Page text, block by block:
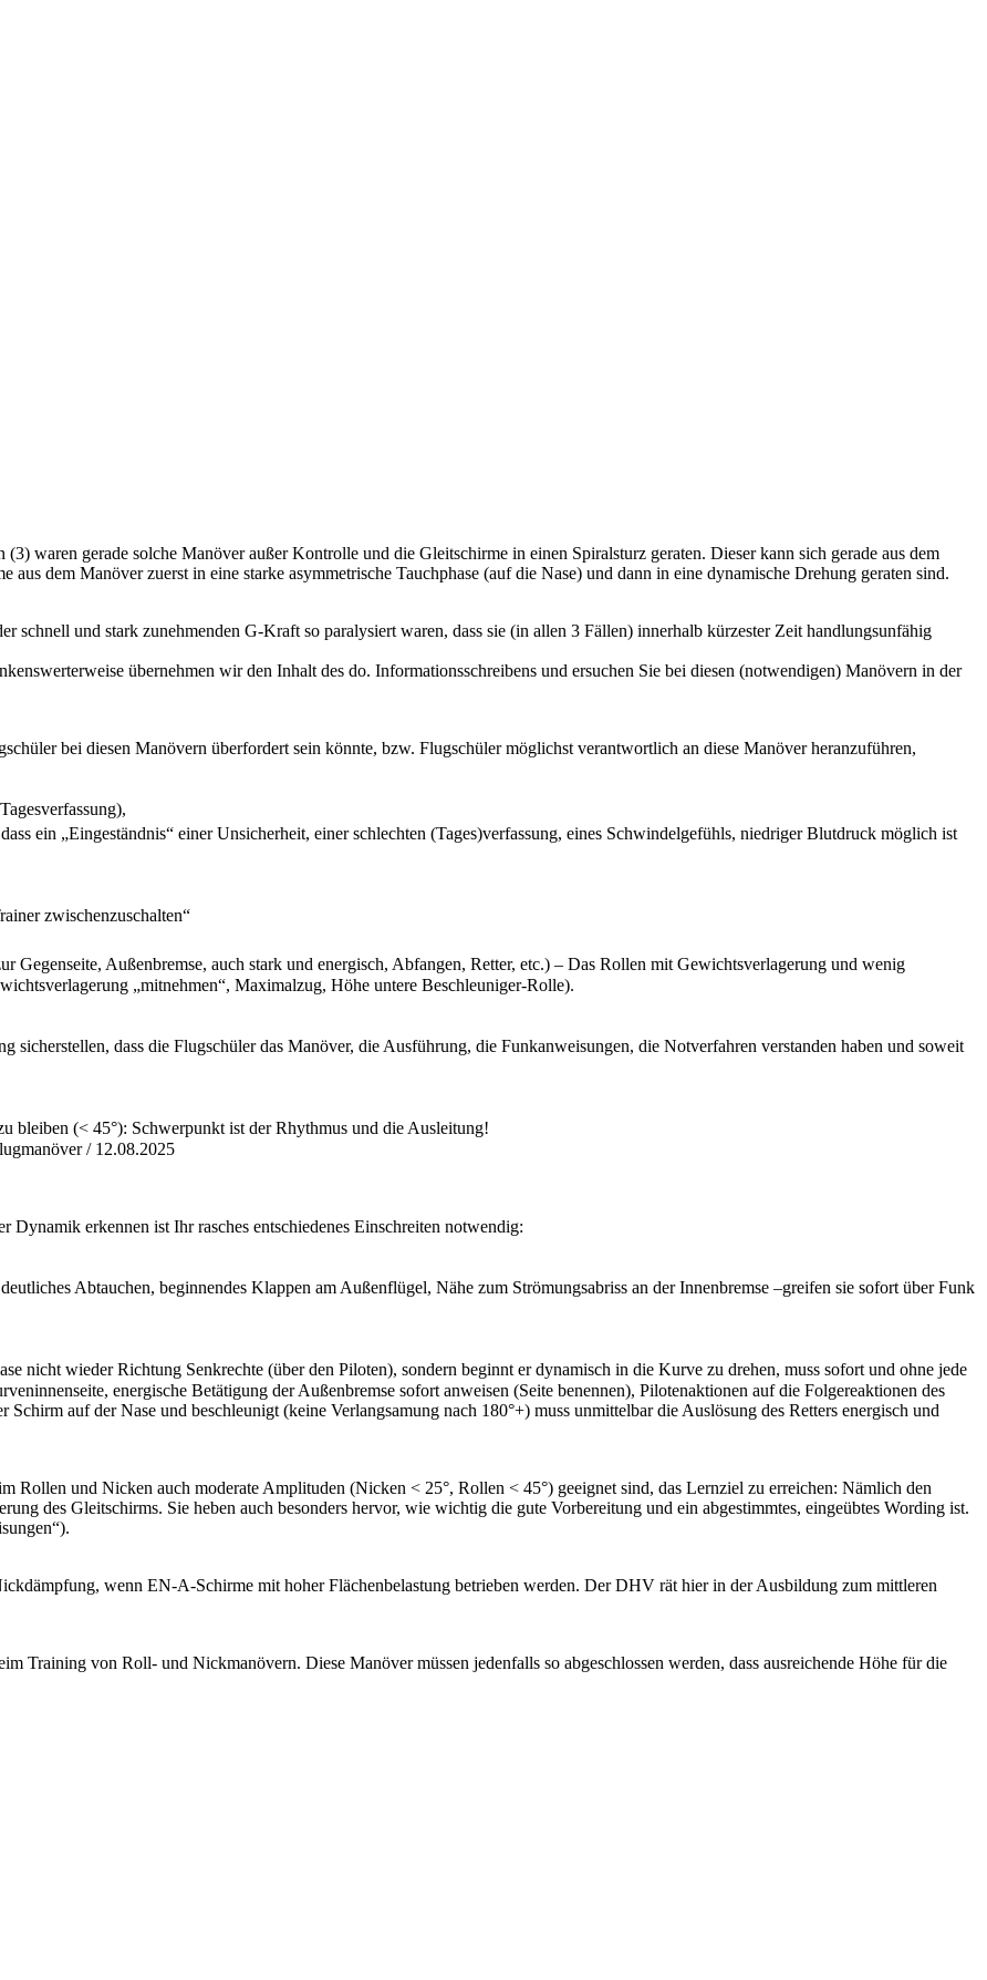
waren gerade solche Manöver außer Kontrolle und die Gleitschirme in einen Spiralsturz geraten. Dieser kann sich gerade aus dem
dem Manöver zuerst in eine starke asymmetrische Tauchphase (auf die Nase) und dann in eine dynamische Drehung geraten sind.
schnell und stark zunehmenden G-Kraft so paralysiert waren, dass sie (in allen 3 Fällen) innerhalb kürzester Zeit handlungsunfähig
übernehmen wir den Inhalt des do. Informationsschreibens und ersuchen Sie bei diesen (notwendigen) Manövern in der
bei diesen Manövern überfordert sein könnte, bzw. Flugschüler möglichst verantwortlich an diese Manöver heranzuführen,
ein „Eingeständnis“ einer Unsicherheit, einer schlechten (Tages)verfassung, eines Schwindelgefühls, niedriger Blutdruck möglich ist
zwischenzuschalten“
Außenbremse, auch stark und energisch, Abfangen, Retter, etc.) – Das Rollen mit Gewichtsverlagerung und wenig
„mitnehmen“, Maximalzug, Höhe untere Beschleuniger-Rolle).
dass die Flugschüler das Manöver, die Ausführung, die Funkanweisungen, die Notverfahren verstanden haben und soweit
bleiben (< 45°): Schwerpunkt ist der Rhythmus und die Ausleitung!
/ 12.08.2025
Dynamik erkennen ist Ihr rasches entschiedenes Einschreiten notwendig:
Abtauchen, beginnendes Klappen am Außenflügel, Nähe zum Strömungsabriss an der Innenbremse –greifen sie sofort über Funk
nicht wieder Richtung Senkrechte (über den Piloten), sondern beginnt er dynamisch in die Kurve zu drehen, muss sofort und ohne jede
energische Betätigung der Außenbremse sofort anweisen (Seite benennen), Pilotenaktionen auf die Folgereaktionen des
auf der Nase und beschleunigt (keine Verlangsamung nach 180°+) muss unmittelbar die Auslösung des Retters energisch und
Rollen und Nicken auch moderate Amplituden (Nicken < 25°, Rollen < 45°) geeignet sind, das Lernziel zu erreichen: Nämlich den
des Gleitschirms. Sie heben auch besonders hervor, wie wichtig die gute Vorbereitung und ein abgestimmtes, eingeübtes Wording ist.
wenn EN-A-Schirme mit hoher Flächenbelastung betrieben werden. Der DHV rät hier in der Ausbildung zum mittleren
Training von Roll- und Nickmanövern. Diese Manöver müssen jedenfalls so abgeschlossen werden, dass ausreichende Höhe für die